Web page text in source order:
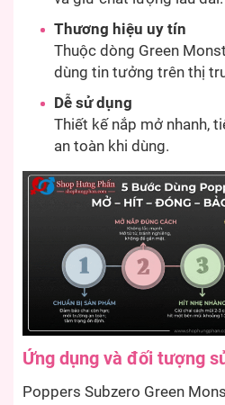
Thương hiệu uy tín
Thuộc dòng Green
dùng tin tưởng trên thị
Dễ sử dụng
Thiết kế nắp mở nhanh,
an toàn khi dùng.
Ứng dụng và đối tượng
Poppers Subzero Green